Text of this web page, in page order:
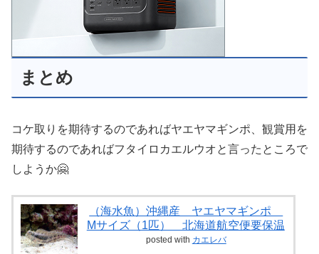
まとめ
コケ取りを期待するのであればヤエヤマギンポ、観賞用を
期待するのであればフタイロカエルウオと言ったところで
しようか🤗
（海水魚）沖縄産 ヤエヤマギンポ
Mサイズ（1匹） 北海道航空便要保温
posted with カエレバ